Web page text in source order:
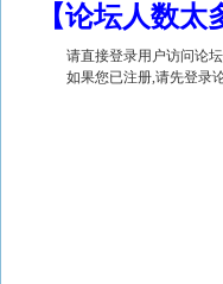
【论坛人数
请直接登录用户访问论
如果您已注册,请先登录